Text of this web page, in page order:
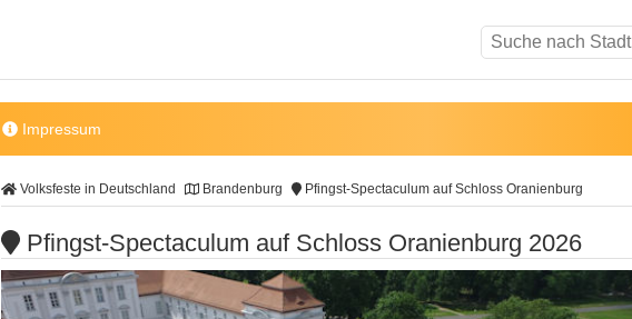
Impressum
Volksfeste in Deutschland Brandenburg Pfingst-Spectaculum auf Schloss Oranienburg
Pfingst-Spectaculum auf Schloss Oranienburg 2026